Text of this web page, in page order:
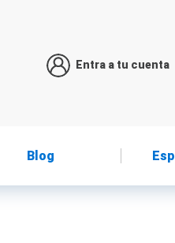
Entra a tu cuenta
Blog